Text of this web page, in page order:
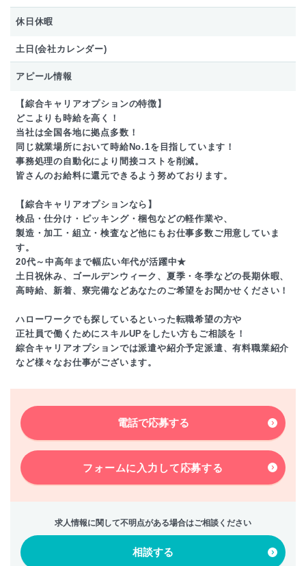
休日休暇
土日(会社カレンダー)
アピール情報
【綜合キャリアオプションの特徴】
どこよりも時給を高く！
当社は全国各地に拠点多数！
同じ就業場所において時給No.1を目指しています！
事務処理の自動化により間接コストを削減。
皆さんのお給料に還元できるよう努めております。
【綜合キャリアオプションなら】
検品・仕分け・ピッキング・梱包などの軽作業や、
製造・加工・組立・検査など他にもお仕事多数ご用意していま
す。
20代～中高年まで幅広い年代が活躍中★
土日祝休み、ゴールデンウィーク、夏季・冬季などの長期休暇、
高時給、新着、寮完備などあなたのご希望をお聞かせください！
ハローワークでも探しているといった転職希望の方や
正社員で働くためにスキルUPをしたい方もご相談を！
綜合キャリアオプションでは派遣や紹介予定派遣、有料職業紹介
など様々なお仕事がございます。
電話で応募する
フォームに入力して応募する
求人情報に関して不明点がある場合はご相談ください
相談する